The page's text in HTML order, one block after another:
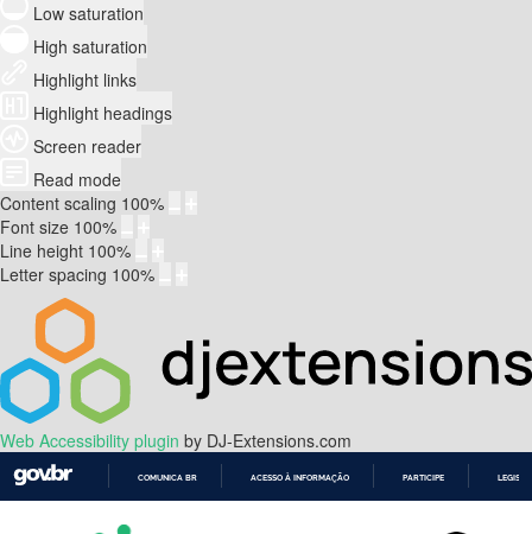
Low saturation
High saturation
Highlight links
Highlight headings
Screen reader
Read mode
Content scaling 100%
Font size 100%
Line height 100%
Letter spacing 100%
Web Accessibility plugin by DJ-Extensions.com
COMUNICA BR ACESSO À INFORMAÇÃO PARTICIPE